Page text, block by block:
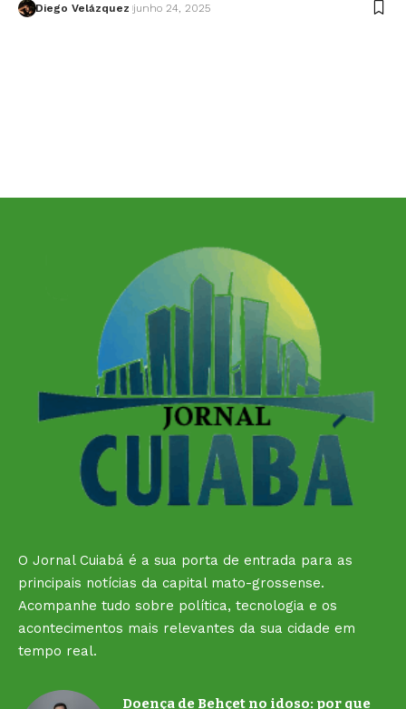
Diego Velázquez junho 24, 2025
O Jornal Cuiabá é a sua porta de entrada para as
principais notícias da capital mato-grossense.
Acompanhe tudo sobre política, tecnologia e os
acontecimentos mais relevantes da sua cidade em
tempo real.
Doença de Behçet no idoso: por que